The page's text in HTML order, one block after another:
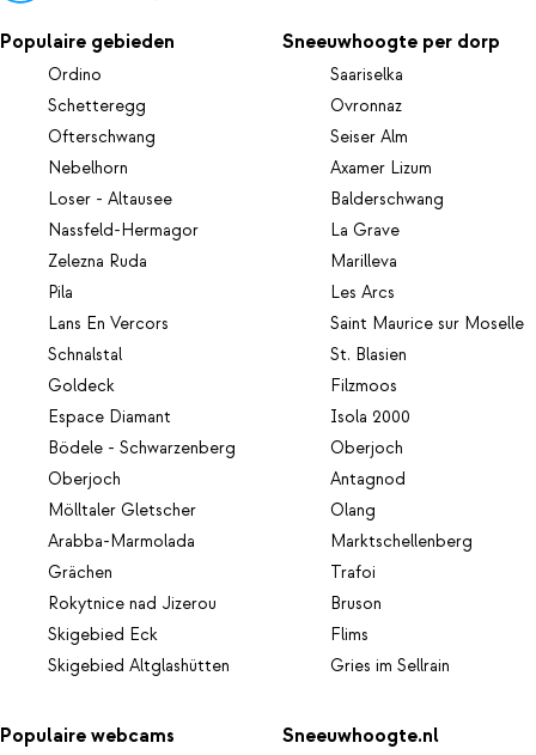
Populaire gebieden
Ordino
Schetteregg
Ofterschwang
Nebelhorn
Loser - Altausee
Nassfeld-Hermagor
Zelezna Ruda
Pila
Lans En Vercors
Schnalstal
Goldeck
Espace Diamant
Bödele - Schwarzenberg
Oberjoch
Mölltaler Gletscher
Arabba-Marmolada
Grächen
Rokytnice nad Jizerou
Skigebied Eck
Skigebied Altglashütten
Sneeuwhoogte per dorp
Saariselka
Ovronnaz
Seiser Alm
Axamer Lizum
Balderschwang
La Grave
Marilleva
Les Arcs
Saint Maurice sur Moselle
St. Blasien
Filzmoos
Isola 2000
Oberjoch
Antagnod
Olang
Marktschellenberg
Trafoi
Bruson
Flims
Gries im Sellrain
Populaire webcams Sneeuwhoogte.nl